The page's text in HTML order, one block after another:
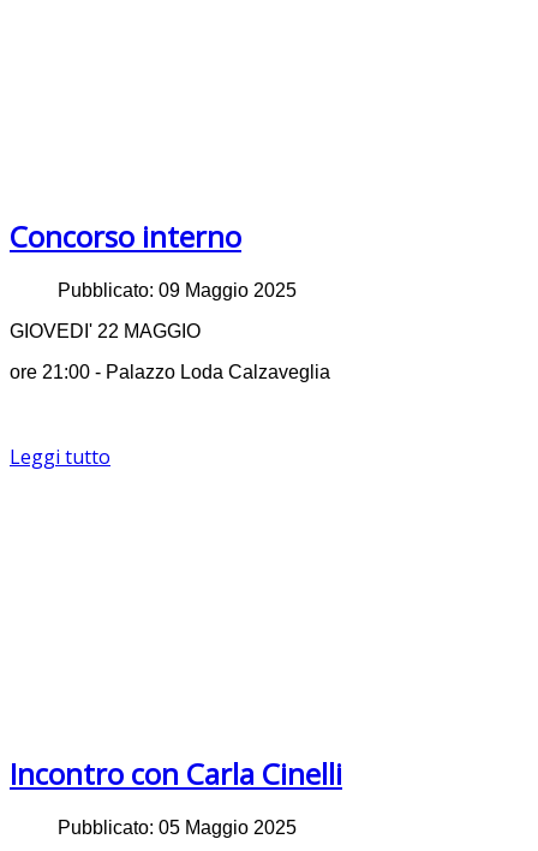
Concorso interno
Pubblicato: 09 Maggio 2025
GIOVEDI' 22 MAGGIO
ore 21:00 - Palazzo Loda Calzaveglia
Leggi tutto
Incontro con Carla Cinelli
Pubblicato: 05 Maggio 2025